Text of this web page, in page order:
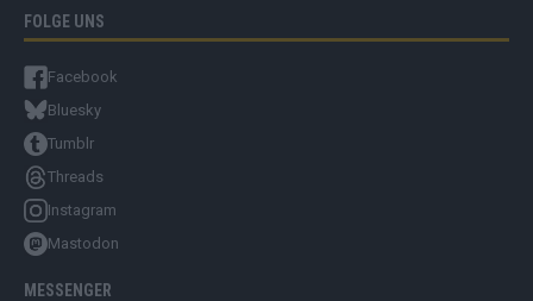
FOLGE UNS
Facebook
Bluesky
Tumblr
Threads
Instagram
Mastodon
MESSENGER